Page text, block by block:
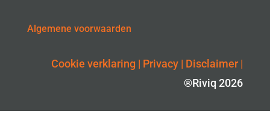
Algemene voorwaarden
Cookie verklaring | Privacy | Disclaimer |
®Riviq 2026